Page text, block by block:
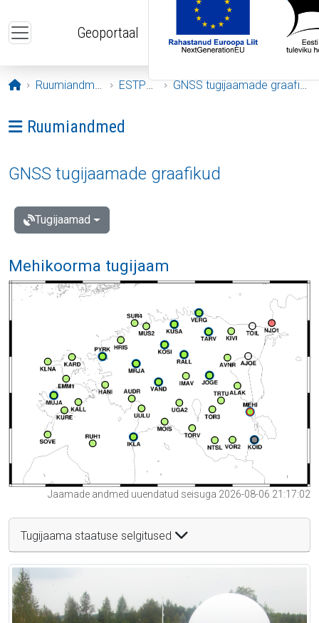
Geoportaal
Avaleht
Ruumiandmed ESTPOS GNSS tugijaamade graafikud
Ava menüü: Ruumiandmed
Ruumiandmed
GNSS tugijaamade graafikud
Tugijaamad
Mehikoorma tugijaam
Jaamade andmed uuendatud seisuga 2026-08-06 21:17:02
Tugijaama staatuse selgitused